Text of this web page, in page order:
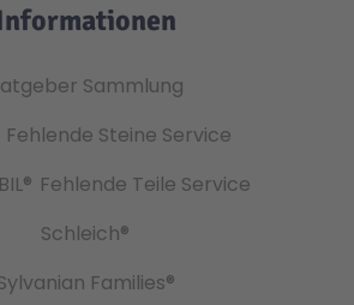
Sammlung
Fehlende Steine Service
Fehlende Teile Service
Schleich®
Families®